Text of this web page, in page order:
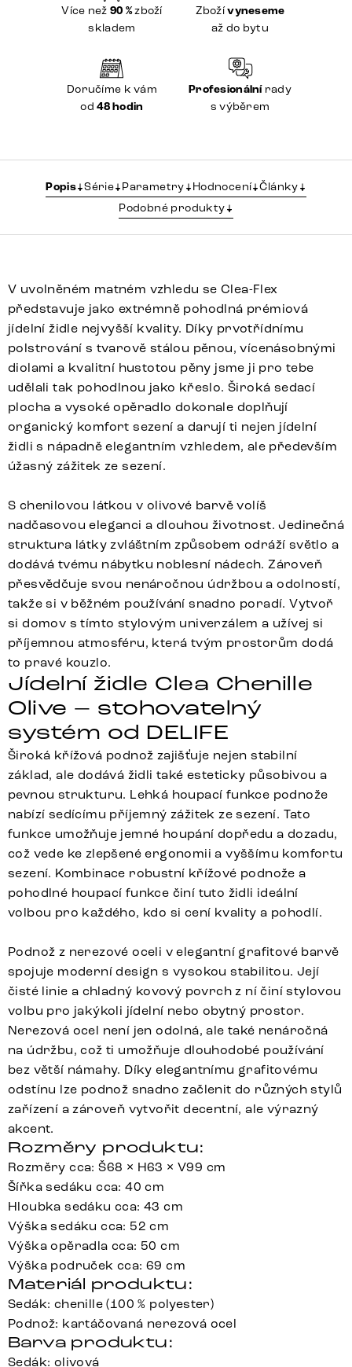
Více než 90 %zboží
skladem
Zbožívyneseme
až do bytu
Doručíme k vám
od48 hodin
Profesionálnírady
s výběrem
Popis Série Parametry Hodnocení Články
Podobné produkty
V uvolněném matném vzhledu se Clea-Flex
představuje jako extrémně pohodlná prémiová
jídelní židle nejvyšší kvality. Díky prvotřídnímu
polstrování s tvarově stálou pěnou, vícenásobnými
diolami a kvalitní hustotou pěny jsme ji pro tebe
udělali tak pohodlnou jako křeslo. Široká sedací
plocha a vysoké opěradlo dokonale doplňují
organický komfort sezení a darují ti nejen jídelní
židli s nápadně elegantním vzhledem, ale především
úžasný zážitek ze sezení.
S chenilovou látkou v olivové barvě volíš
nadčasovou eleganci a dlouhou životnost. Jedinečná
struktura látky zvláštním způsobem odráží světlo a
dodává tvému nábytku noblesní nádech. Zároveň
přesvědčuje svou nenáročnou údržbou a odolností,
takže si v běžném používání snadno poradí. Vytvoř
si domov s tímto stylovým univerzálem a užívej si
příjemnou atmosféru, která tvým prostorům dodá
to pravé kouzlo.
Jídelní židle Clea Chenille
Olive – stohovatelný
systém od DELIFE
Široká křížová podnož zajišťuje nejen stabilní
základ, ale dodává židli také esteticky působivou a
pevnou strukturu. Lehká houpací funkce podnože
nabízí sedícímu příjemný zážitek ze sezení. Tato
funkce umožňuje jemné houpání dopředu a dozadu,
což vede ke zlepšené ergonomii a vyššímu komfortu
sezení. Kombinace robustní křížové podnože a
pohodlné houpací funkce činí tuto židli ideální
volbou pro každého, kdo si cení kvality a pohodlí.
Podnož z nerezové oceli v elegantní grafitové barvě
spojuje moderní design s vysokou stabilitou. Její
čisté linie a chladný kovový povrch z ní činí stylovou
volbu pro jakýkoli jídelní nebo obytný prostor.
Nerezová ocel není jen odolná, ale také nenáročná
na údržbu, což ti umožňuje dlouhodobé používání
bez větší námahy. Díky elegantnímu grafitovému
odstínu lze podnož snadno začlenit do různých stylů
zařízení a zároveň vytvořit decentní, ale výrazný
akcent.
Rozměry produktu:
Rozměry cca: Š68 × H63 × V99 cm
Šířka sedáku cca: 40 cm
Hloubka sedáku cca: 43 cm
Výška sedáku cca: 52 cm
Výška opěradla cca: 50 cm
Výška područek cca: 69 cm
Materiál produktu:
Sedák: chenille (100 % polyester)
Podnož: kartáčovaná nerezová ocel
Barva produktu:
Sedák: olivová